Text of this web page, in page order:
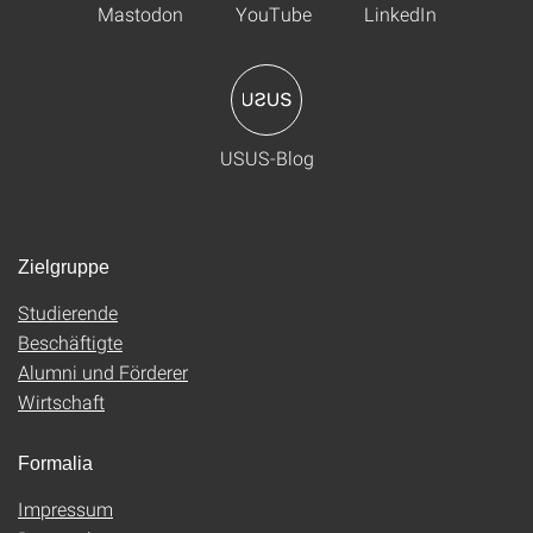
Mastodon YouTube LinkedIn
USUS-Blog
Zielgruppe
Studierende
Beschäftigte
Alumni und Förderer
Wirtschaft
Formalia
Impressum